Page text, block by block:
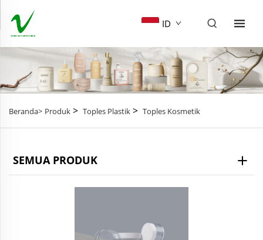
ID
Beranda> Produk > Toples Plastik > Toples Kosmetik
SEMUA PRODUK